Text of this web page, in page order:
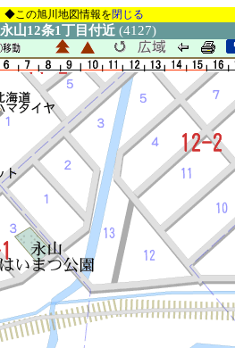
◆この旭川地図情報を閉じる
永山12条1丁目付近 (4127)